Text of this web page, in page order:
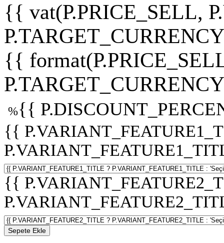
{{ vat(P.PRICE_SELL,
{{
%{{
{{
{{
Sepete Ekle